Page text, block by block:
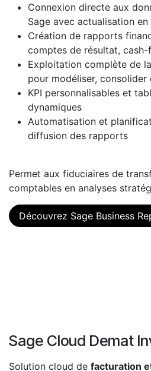
Connexion directe aux
Sage avec actualisation
Création de rapports
comptes de résultat,
Exploitation complète de
pour modéliser, consolider
KPI personnalisables et
dynamiques
Automatisation et
diffusion des rapports
Permet aux fiduciaires de
comptables en analyses
Découvrez Sage Business
Sage Cloud Demat
Solution cloud de facturation